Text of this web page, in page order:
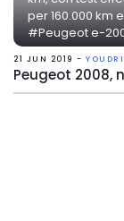
per 160.000 km
#Peugeot e-
21 JUN 2019 -
Peugeot 2008,